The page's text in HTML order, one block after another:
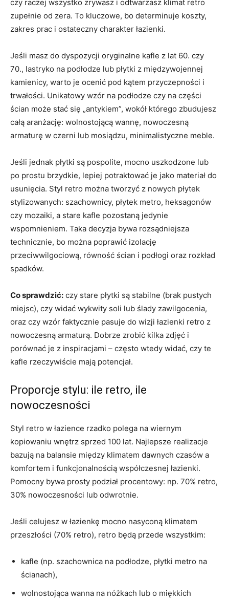
czy raczej wszystko zrywasz i odtwarzasz klimat retro
zupełnie od zera. To kluczowe, bo determinuje koszty,
zakres prac i ostateczny charakter łazienki.
Jeśli masz do dyspozycji oryginalne kafle z lat 60. czy
70., lastryko na podłodze lub płytki z międzywojennej
kamienicy, warto je ocenić pod kątem przyczepności i
trwałości. Unikatowy wzór na podłodze czy na części
ścian może stać się „antykiem”, wokół którego zbudujesz
całą aranżację: wolnostojącą wannę, nowoczesną
armaturę w czerni lub mosiądzu, minimalistyczne meble.
Jeśli jednak płytki są pospolite, mocno uszkodzone lub
po prostu brzydkie, lepiej potraktować je jako materiał do
usunięcia. Styl retro można tworzyć z nowych płytek
stylizowanych: szachownicy, płytek metro, heksagonów
czy mozaiki, a stare kafle pozostaną jedynie
wspomnieniem. Taka decyzja bywa rozsądniejsza
technicznie, bo można poprawić izolację
przeciwwilgociową, równość ścian i podłogi oraz rozkład
spadków.
Co sprawdzić: czy stare płytki są stabilne (brak pustych
miejsc), czy widać wykwity soli lub ślady zawilgocenia,
oraz czy wzór faktycznie pasuje do wizji łazienki retro z
nowoczesną armaturą. Dobrze zrobić kilka zdjęć i
porównać je z inspiracjami – często wtedy widać, czy te
kafle rzeczywiście mają potencjał.
Proporcje stylu: ile retro, ile
nowoczesności
Styl retro w łazience rzadko polega na wiernym
kopiowaniu wnętrz sprzed 100 lat. Najlepsze realizacje
bazują na balansie między klimatem dawnych czasów a
komfortem i funkcjonalnością współczesnej łazienki.
Pomocny bywa prosty podział procentowy: np. 70% retro,
30% nowoczesności lub odwrotnie.
Jeśli celujesz w łazienkę mocno nasyconą klimatem
przeszłości (70% retro), retro będą przede wszystkim:
kafle (np. szachownica na podłodze, płytki metro na
ścianach),
wolnostojąca wanna na nóżkach lub o miękkich